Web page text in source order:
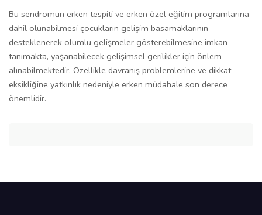
Bu sendromun erken tespiti ve erken özel eğitim programlarına
dahil olunabilmesi çocukların gelişim basamaklarının
desteklenerek olumlu gelişmeler gösterebilmesine imkan
tanımakta, yaşanabilecek gelişimsel gerilikler için önlem
alınabilmektedir. Özellikle davranış problemlerine ve dikkat
eksikliğine yatkınlık nedeniyle erken müdahale son derece
önemlidir.